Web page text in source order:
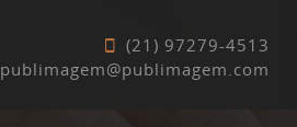
(21) 97279-4513
publimagem@publimagem.com